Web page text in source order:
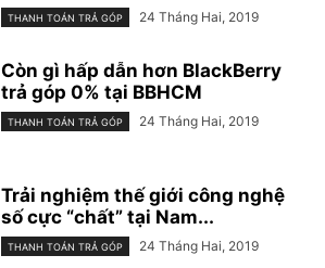
THANH TOÁN TRẢ GÓP 24 Tháng Hai, 2019
Còn gì hấp dẫn hơn BlackBerry
trả góp 0% tại BBHCM
THANH TOÁN TRẢ GÓP 24 Tháng Hai, 2019
Trải nghiệm thế giới công nghệ
số cực “chất” tại Nam...
THANH TOÁN TRẢ GÓP 24 Tháng Hai, 2019